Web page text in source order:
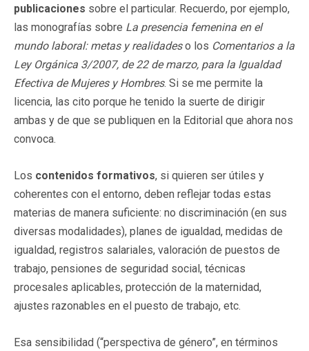
publicaciones sobre el particular. Recuerdo, por ejemplo,
las monografías sobre La presencia femenina en el
mundo laboral: metas y realidadeso los Comentarios a la
Ley Orgánica 3/2007, de 22 de marzo, para la Igualdad
Efectiva de Mujeres y Hombres. Si se me permite la
licencia, las cito porque he tenido la suerte de dirigir
ambas y de que se publiquen en la Editorial que ahora nos
convoca.
Los contenidos formativos, si quieren ser útiles y
coherentes con el entorno, deben reflejar todas estas
materias de manera suficiente: no discriminación (en sus
diversas modalidades), planes de igualdad, medidas de
igualdad, registros salariales, valoración de puestos de
trabajo, pensiones de seguridad social, técnicas
procesales aplicables, protección de la maternidad,
ajustes razonables en el puesto de trabajo, etc.
Esa sensibilidad (“perspectiva de género”, en términos